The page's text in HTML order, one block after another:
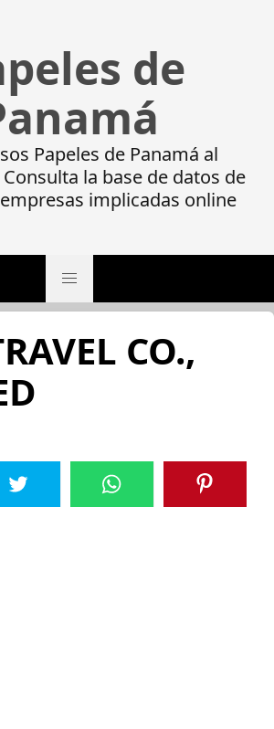
de
Papeles de Panamá al
la base de datos de
implicadas online
CO.,